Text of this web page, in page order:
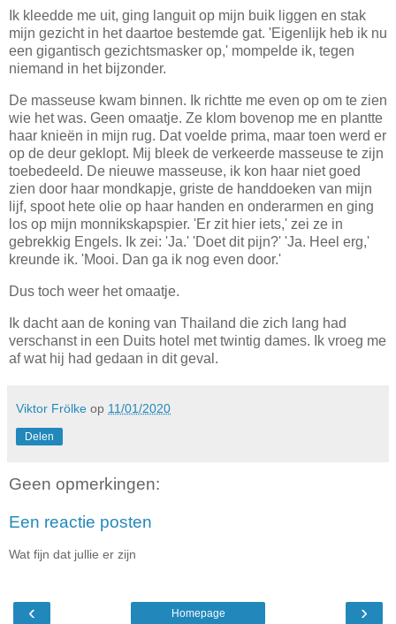
Ik kleedde me uit, ging languit op mijn buik liggen en stak
mijn gezicht in het daartoe bestemde gat. 'Eigenlijk heb ik nu
een gigantisch gezichtsmasker op,' mompelde ik, tegen
niemand in het bijzonder.
De masseuse kwam binnen. Ik richtte me even op om te zien
wie het was. Geen omaatje. Ze klom bovenop me en plantte
haar knieën in mijn rug. Dat voelde prima, maar toen werd er
op de deur geklopt. Mij bleek de verkeerde masseuse te zijn
toebedeeld. De nieuwe masseuse, ik kon haar niet goed
zien door haar mondkapje, griste de handdoeken van mijn
lijf, spoot hete olie op haar handen en onderarmen en ging
los op mijn monnikskapspier. 'Er zit hier iets,' zei ze in
gebrekkig Engels. Ik zei: 'Ja.' 'Doet dit pijn?' 'Ja. Heel erg,'
kreunde ik. 'Mooi. Dan ga ik nog even door.'
Dus toch weer het omaatje.
Ik dacht aan de koning van Thailand die zich lang had
verschanst in een Duits hotel met twintig dames. Ik vroeg me
af wat hij had gedaan in dit geval.
Viktor Frölke op 11/01/2020
Delen
Geen opmerkingen:
Een reactie posten
Wat fijn dat jullie er zijn
‹ ›
Homepage